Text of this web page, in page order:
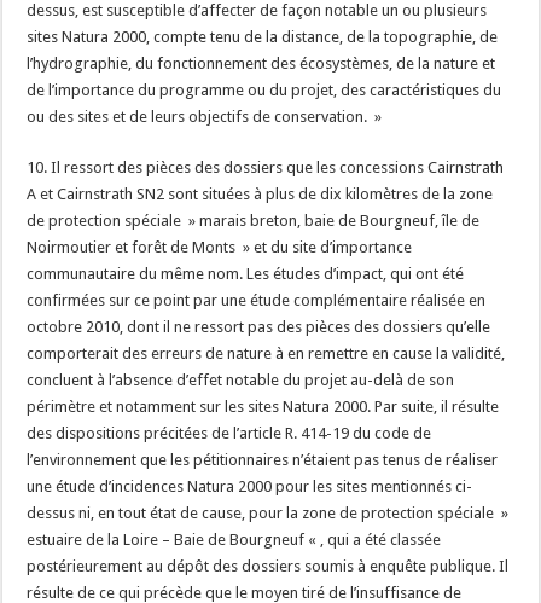
dessus, est susceptible d’affecter de façon notable un ou plusieurs
sites Natura 2000, compte tenu de la distance, de la topographie, de
l’hydrographie, du fonctionnement des écosystèmes, de la nature et
de l’importance du programme ou du projet, des caractéristiques du
ou des sites et de leurs objectifs de conservation. »
10. Il ressort des pièces des dossiers que les concessions Cairnstrath
A et Cairnstrath SN2 sont situées à plus de dix kilomètres de la zone
de protection spéciale » marais breton, baie de Bourgneuf, île de
Noirmoutier et forêt de Monts » et du site d’importance
communautaire du même nom. Les études d’impact, qui ont été
confirmées sur ce point par une étude complémentaire réalisée en
octobre 2010, dont il ne ressort pas des pièces des dossiers qu’elle
comporterait des erreurs de nature à en remettre en cause la validité,
concluent à l’absence d’effet notable du projet au-delà de son
périmètre et notamment sur les sites Natura 2000. Par suite, il résulte
des dispositions précitées de l’article R. 414-19 du code de
l’environnement que les pétitionnaires n’étaient pas tenus de réaliser
une étude d’incidences Natura 2000 pour les sites mentionnés ci-
dessus ni, en tout état de cause, pour la zone de protection spéciale »
estuaire de la Loire – Baie de Bourgneuf « , qui a été classée
postérieurement au dépôt des dossiers soumis à enquête publique. Il
résulte de ce qui précède que le moyen tiré de l’insuffisance de